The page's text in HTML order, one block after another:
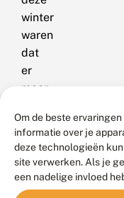
Om de beste
informatie over je
deze technologieën
site verwerken. Als je
een nadelige invloed
winter
waren
dat
er
maar
136.
Ook
Lucien
Calle,
die